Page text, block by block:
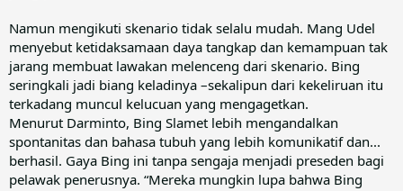
Namun mengikuti skenario tidak selalu mudah. Mang Udel
menyebut ketidaksamaan daya tangkap dan kemampuan tak
jarang membuat lawakan melenceng dari skenario. Bing
seringkali jadi biang keladinya –sekalipun dari kekeliruan itu
terkadang muncul kelucuan yang mengagetkan.
Menurut Darminto, Bing Slamet lebih mengandalkan
spontanitas dan bahasa tubuh yang lebih komunikatif dan...
berhasil. Gaya Bing ini tanpa sengaja menjadi preseden bagi
pelawak penerusnya. “Mereka mungkin lupa bahwa Bing